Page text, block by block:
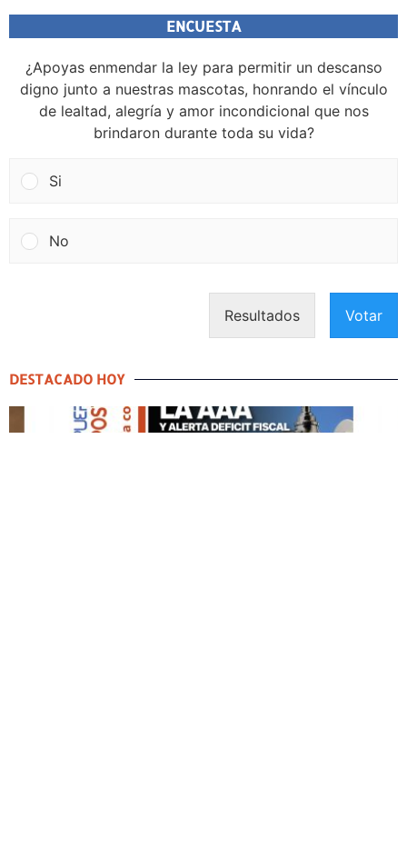
ENCUESTA
¿Apoyas enmendar la ley para permitir un descanso
digno junto a nuestras mascotas, honrando el vínculo
de lealtad, alegría y amor incondicional que nos
brindaron durante toda su vida?
Si
No
Resultados Votar
DESTACADO HOY